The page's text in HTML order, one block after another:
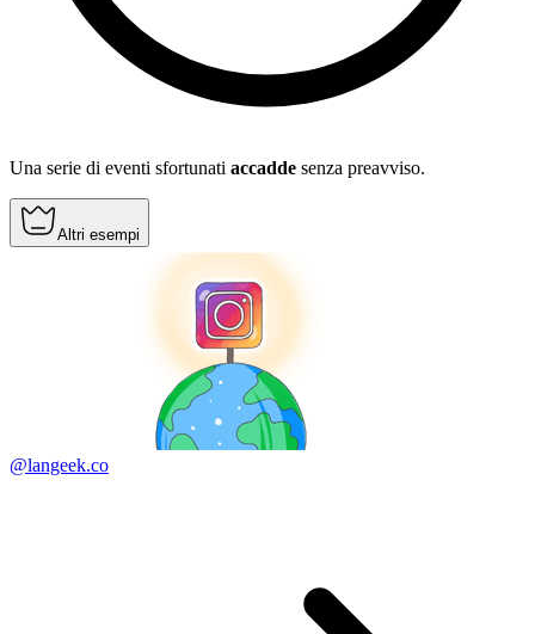
Una serie di eventi sfortunati accadde senza preavviso.
Altri esempi
@langeek.co